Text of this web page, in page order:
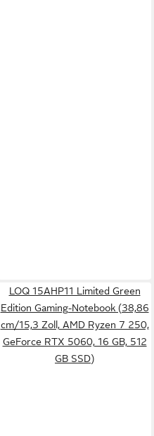
LOQ 15AHP11 Limited Green
Edition Gaming-Notebook (38,86
cm/15,3 Zoll, AMD Ryzen 7 250,
GeForce RTX 5060, 16 GB, 512
GB SSD)